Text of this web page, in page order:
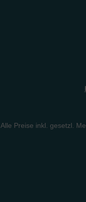
Alle Preise inkl. gesetzl.